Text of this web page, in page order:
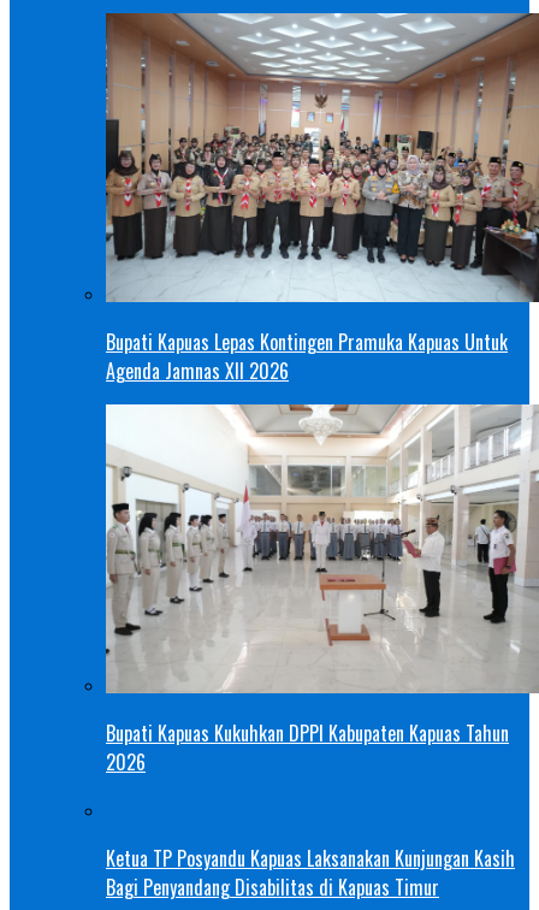
Bupati Kapuas Lepas Kontingen Pramuka Kapuas Untuk
Agenda Jamnas XII 2026
Bupati Kapuas Kukuhkan DPPI Kabupaten Kapuas Tahun
2026
Ketua TP Posyandu Kapuas Laksanakan Kunjungan Kasih
Bagi Penyandang Disabilitas di Kapuas Timur